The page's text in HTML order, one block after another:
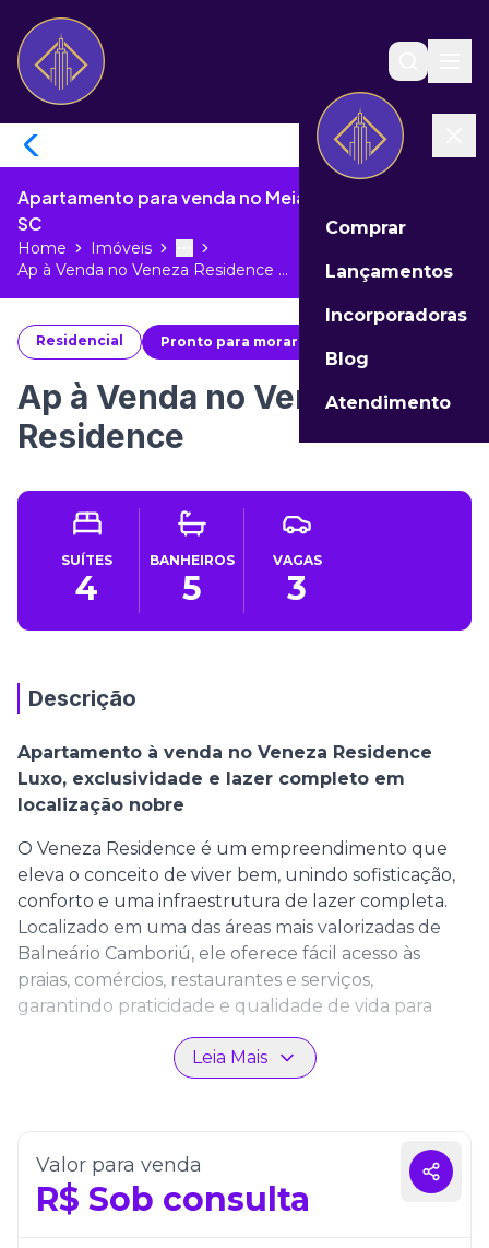
Comprar
Lançamentos
Incorporadoras
Blog
Atendimento
Apartamento para venda no Meia Praia de Itapema -
SC
Home Imóveis More
Toggle menu
Ap à Venda no Veneza Residence ...
Residencial Pronto para morar
Ap à Venda no Veneza
Residence
SUÍTES
4
BANHEIROS
5
VAGAS
3
Descrição
Apartamento à venda no Veneza Residence
Luxo, exclusividade e lazer completo em
localização nobre
O Veneza Residence é um empreendimento que
eleva o conceito de viver bem, unindo sofisticação,
conforto e uma infraestrutura de lazer completa.
Localizado em uma das áreas mais valorizadas de
Balneário Camboriú, ele oferece fácil acesso às
praias, comércios, restaurantes e serviços,
garantindo praticidade e qualidade de vida para
O apartamento conta com 4 suítes e 3 vagas de
sala de jantar e cozinha/copa, criando um espaço
acolhedor e funcional. A sacada espaçosa com
churrasqueira é perfeita para receber amigos e
Leia Mais
Valor para venda
R$ Sob consulta